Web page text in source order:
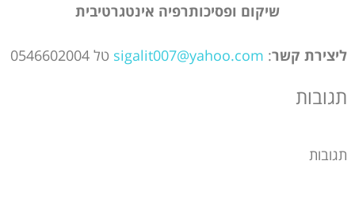
שיקום ופסיכותרפיה אינטגרטיבית
ליצירת קשר:
sigalit007@yahoo.com טל 0546602004
תגובות
תגובות